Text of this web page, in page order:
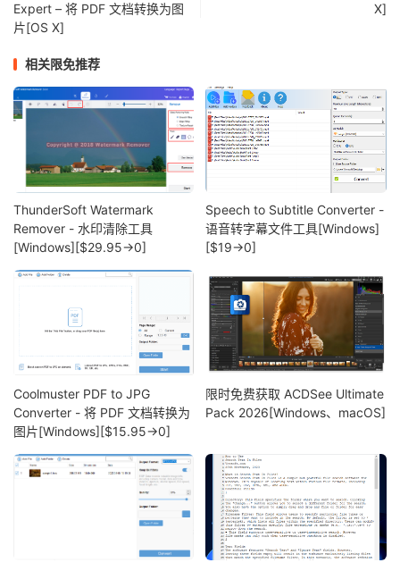
Expert – 将 PDF 文档转换为图
片[OS X]
X]
相关限免推荐
ThunderSoft Watermark
Remover - 水印清除工具
[Windows][$29.95→0]
Speech to Subtitle Converter -
语音转字幕文件工具[Windows]
[$19→0]
Coolmuster PDF to JPG
Converter - 将 PDF 文档转换为
图片[Windows][$15.95→0]
限时免费获取 ACDSee Ultimate
Pack 2026[Windows、macOS]